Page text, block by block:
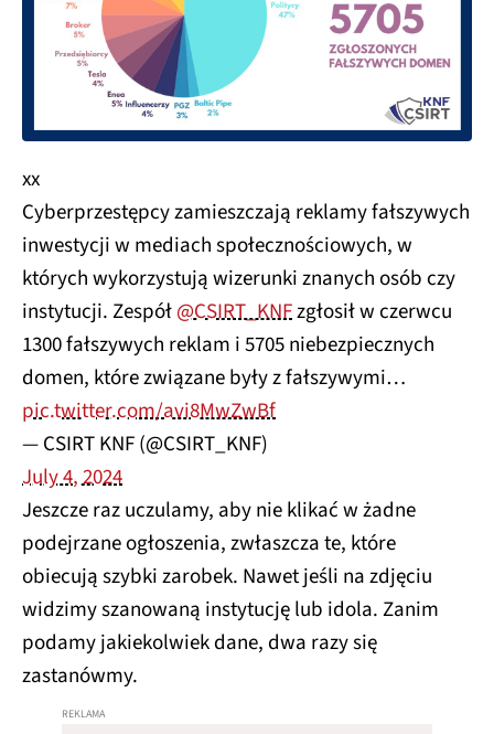
xx
Cyberprzestępcy zamieszczają reklamy fałszywych
inwestycji w mediach społecznościowych, w
których wykorzystują wizerunki znanych osób czy
instytucji. Zespół@CSIRT_KNFzgłosił w czerwcu
1300 fałszywych reklam i 5705 niebezpiecznych
domen, które związane były z fałszywymi…
pic.twitter.com/avi8MwZwBf
— CSIRT KNF (@CSIRT_KNF)
July 4, 2024
Jeszcze raz uczulamy, aby nie klikać w żadne
podejrzane ogłoszenia, zwłaszcza te, które
obiecują szybki zarobek. Nawet jeśli na zdjęciu
widzimy szanowaną instytucję lub idola. Zanim
podamy jakiekolwiek dane, dwa razy się
zastanówmy.